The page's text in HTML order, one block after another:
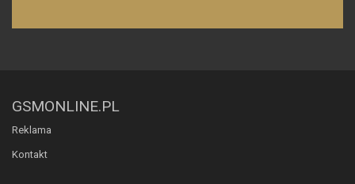
GSMONLINE.PL
Reklama
Kontakt